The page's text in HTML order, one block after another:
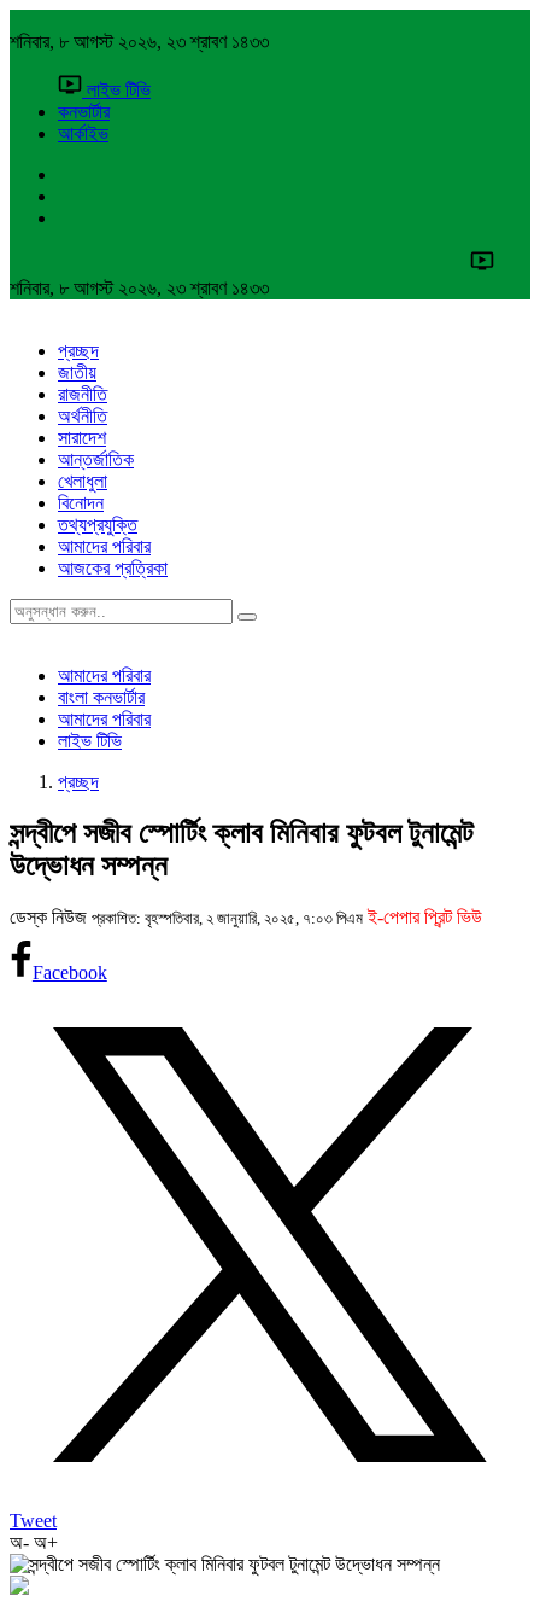
শনিবার, ৮ আগস্ট ২০২৬, ২৩ শ্রাবণ ১৪৩৩
লাইভ টিভি
কনভার্টার
আর্কাইভ
শনিবার, ৮ আগস্ট ২০২৬, ২৩ শ্রাবণ ১৪৩৩
প্রচ্ছদ
জাতীয়
রাজনীতি
অর্থনীতি
সারাদেশ
আন্তর্জাতিক
খেলাধুলা
বিনোদন
তথ্যপ্রযুক্তি
আমাদের পরিবার
আজকের প্রত্রিকা
আমাদের পরিবার
বাংলা কনভার্টার
আমাদের পরিবার
লাইভ টিভি
প্রচ্ছদ
সন্দ্বীপে সজীব স্পোর্টিং ক্লাব মিনিবার ফুটবল টুনামেন্ট
উদ্ভোধন সম্পন্ন
ডেস্ক নিউজ প্রকাশিত: বৃহস্পতিবার, ২ জানুয়ারি, ২০২৫, ৭:০৩ পিএম ই-পেপার প্রিন্ট ভিউ
Facebook
Tweet
অ- অ+